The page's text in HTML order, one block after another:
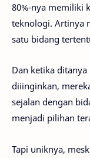
80%-nya memiliki
teknologi. Artinya
satu bidang
Dan ketika
diiinginkan,
sejalan dengan
menjadi pilihan
Tapi uniknya,